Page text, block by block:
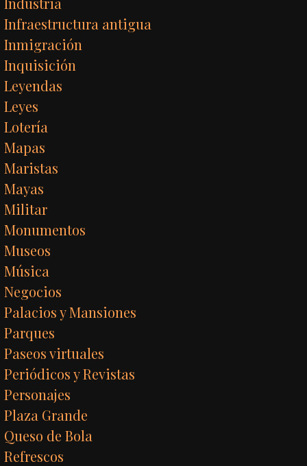
Infraestructura antigua
Inmigración
Inquisición
Leyendas
Leyes
Lotería
Mapas
Maristas
Mayas
Militar
Monumentos
Museos
Música
Negocios
Palacios y Mansiones
Parques
Paseos virtuales
Periódicos y Revistas
Personajes
Plaza Grande
Queso de Bola
Refrescos